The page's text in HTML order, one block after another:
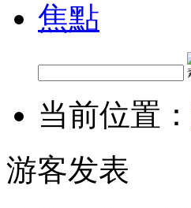
焦點
当前位置：
游客发表